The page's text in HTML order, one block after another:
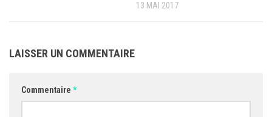
13 MAI 2017
LAISSER UN COMMENTAIRE
Commentaire *